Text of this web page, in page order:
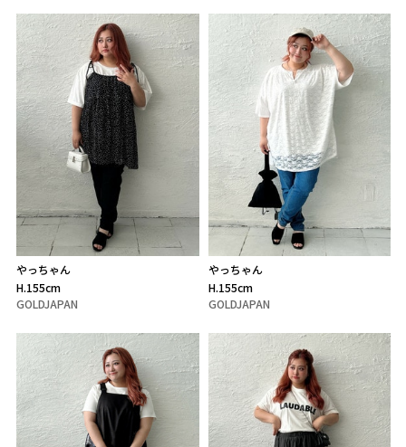
やっちゃん
H.155cm
GOLDJAPAN
やっちゃん
H.155cm
GOLDJAPAN